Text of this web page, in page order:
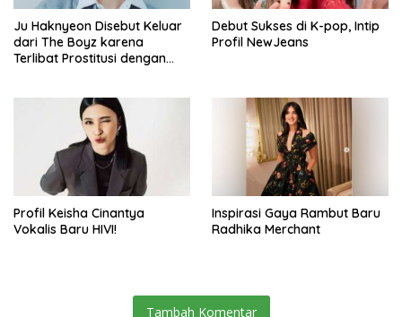
Ju Haknyeon Disebut Keluar
dari The Boyz karena
Terlibat Prostitusi dengan
Debut Sukses di K-pop, Intip
Profil NewJeans
Profil Keisha Cinantya
Vokalis Baru HIVI!
Inspirasi Gaya Rambut Baru
Radhika Merchant
Tambah Komentar